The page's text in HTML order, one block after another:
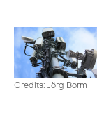
Credits: Jörg Borm